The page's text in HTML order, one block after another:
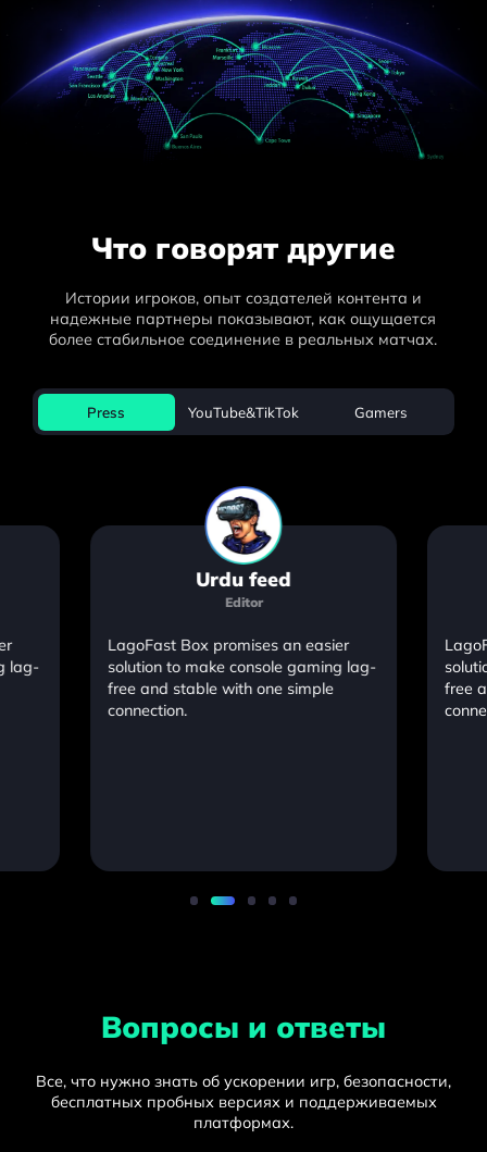
Что говорят другие
Истории игроков, опыт создателей контента и
надежные партнеры показывают, как ощущается
более стабильное соединение в реальных матчах.
Press YouTube&TikTok Gamers
lag-
Urdu feed
Editor
LagoFast Box promises an easier
solution to make console gaming lag-
free and stable with one simple
connection.
free
Вопросы и ответы
Все, что нужно знать об ускорении игр, безопасности,
бесплатных пробных версиях и поддерживаемых
платформах.